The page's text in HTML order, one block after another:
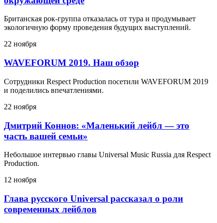
Британская рок-группа отказалась от тура и продумывает
экологичную форму проведения будущих выступлений.
22 ноября
WAVEFORUM 2019. Наш обзор
Сотрудники Respect Production посетили WAVEFORUM 2019
и поделились впечатлениями.
22 ноября
Дмитрий Коннов: «Маленький лейбл — это
часть вашей семьи»
Небольшое интервью главы Universal Music Russia для Respect
Production.
12 ноября
Глава русского Universal рассказал о роли
современных лейблов